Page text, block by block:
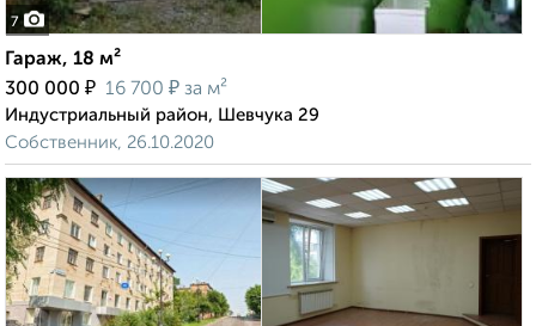
7
Гараж, 18 м²
300 000 ₽ 16 700 ₽ за м²
Индустриальный район, Шевчука 29
Собственник, 26.10.2020